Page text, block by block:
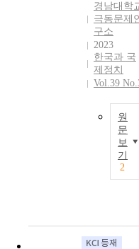
경남대학
극동문제
구소
2023
한국과 국
제정치
Vol.39
원
문
보
기
2